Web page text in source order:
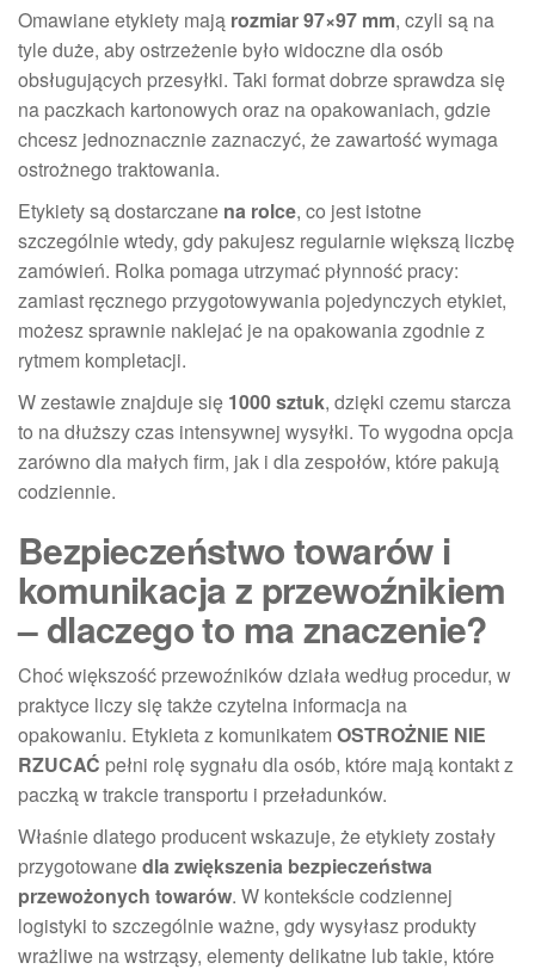
Omawiane etykiety mają rozmiar 97×97 mm, czyli są na
tyle duże, aby ostrzeżenie było widoczne dla osób
obsługujących przesyłki. Taki format dobrze sprawdza się
na paczkach kartonowych oraz na opakowaniach, gdzie
chcesz jednoznacznie zaznaczyć, że zawartość wymaga
ostrożnego traktowania.
Etykiety są dostarczane na rolce, co jest istotne
szczególnie wtedy, gdy pakujesz regularnie większą liczbę
zamówień. Rolka pomaga utrzymać płynność pracy:
zamiast ręcznego przygotowywania pojedynczych etykiet,
możesz sprawnie naklejać je na opakowania zgodnie z
rytmem kompletacji.
W zestawie znajduje się 1000 sztuk, dzięki czemu starcza
to na dłuższy czas intensywnej wysyłki. To wygodna opcja
zarówno dla małych firm, jak i dla zespołów, które pakują
codziennie.
Bezpieczeństwo towarów i
komunikacja z przewoźnikiem
– dlaczego to ma znaczenie?
Choć większość przewoźników działa według procedur, w
praktyce liczy się także czytelna informacja na
opakowaniu. Etykieta z komunikatem OSTROŻNIE NIE
RZUCAĆ pełni rolę sygnału dla osób, które mają kontakt z
paczką w trakcie transportu i przeładunków.
Właśnie dlatego producent wskazuje, że etykiety zostały
przygotowanedla zwiększenia bezpieczeństwa
przewożonych towarów. W kontekście codziennej
logistyki to szczególnie ważne, gdy wysyłasz produkty
wrażliwe na wstrząsy, elementy delikatne lub takie, które